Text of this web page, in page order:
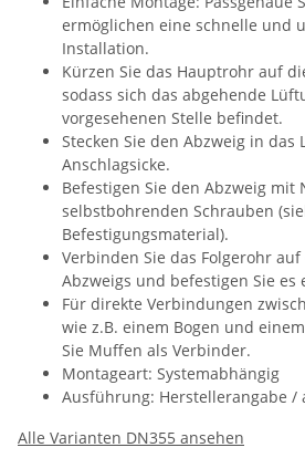
ermöglichen eine schnelle und
Installation.
Kürzen Sie das Hauptrohr auf
sodass sich das abgehende
vorgesehenen Stelle befindet.
Stecken Sie den Abzweig in
Anschlagsicke.
Befestigen Sie den Abzweig mit
selbstbohrenden Schrauben
Befestigungsmaterial).
Verbinden Sie das Folgerohr
Abzweigs und befestigen Sie es
Für direkte Verbindungen
wie z.B. einem Bogen und
Sie Muffen als Verbinder.
Montageart: Systemabhängig
Ausführung: Herstellerangabe /
Alle Varianten DN355 ansehen